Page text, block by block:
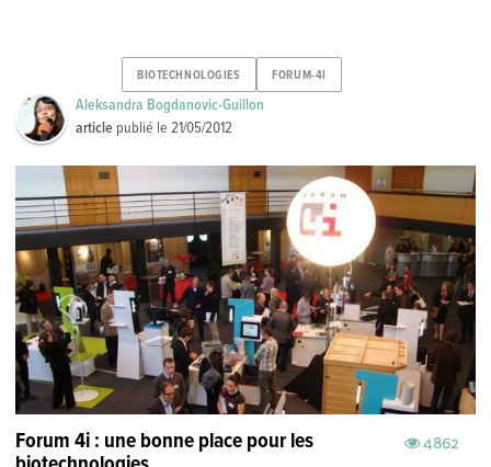
BIOTECHNOLOGIES FORUM-4I
Aleksandra Bogdanovic-Guillon
article publié le21/05/2012
4862
Forum 4i : une bonne place pour les